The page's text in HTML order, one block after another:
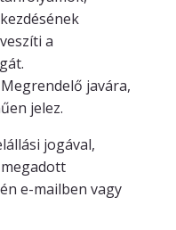
a
javára,
jelez.
jogával,
e-mailben vagy